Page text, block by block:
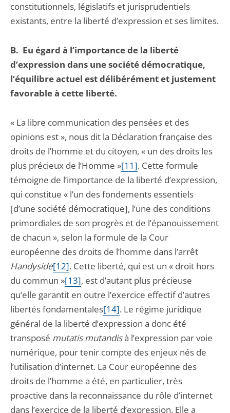
constitutionnels, législatifs et jurisprudentiels
existants, entre la liberté d’expression et ses limites.
B. Eu égard à l’importance de la liberté
d’expression dans une société démocratique,
l’équilibre actuel est délibérément et justement
favorable à cette liberté.
« La libre communication des pensées et des
opinions est », nous dit la Déclaration française des
droits de l’homme et du citoyen, « un des droits les
plus précieux de l’Homme »[11]. Cette formule
témoigne de l’importance de la liberté d’expression,
qui constitue « l’un des fondements essentiels
[d’une société démocratique], l’une des conditions
primordiales de son progrès et de l’épanouissement
de chacun », selon la formule de la Cour
européenne des droits de l’homme dans l’arrêt
Handyside[12]. Cette liberté, qui est un « droit hors
du commun »[13], est d’autant plus précieuse
qu’elle garantit en outre l’exercice effectif d’autres
libertés fondamentales[14]. Le régime juridique
général de la liberté d’expression a donc été
transposé mutatis mutandisà l’expression par voie
numérique, pour tenir compte des enjeux nés de
l’utilisation d’internet. La Cour européenne des
droits de l’homme a été, en particulier, très
proactive dans la reconnaissance du rôle d’internet
dans l’exercice de la liberté d’expression. Elle a